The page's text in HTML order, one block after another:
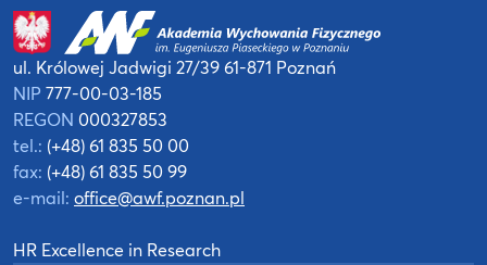
ul. Królowej Jadwigi 27/3961-871 Poznań
NIP 777-00-03-185
REGON 000327853
tel.: (+48) 61 835 50 00
fax: (+48) 61 835 50 99
e-mail: office@awf.poznan.pl
HR Excellence in Research